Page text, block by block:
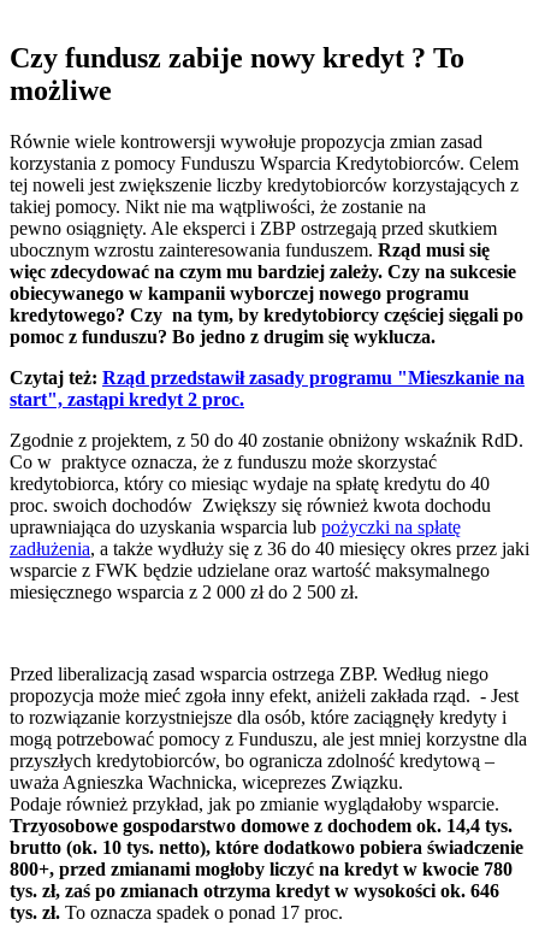
Czy fundusz zabije nowy kredyt ? To
możliwe
Równie wiele kontrowersji wywołuje propozycja zmian zasad
korzystania z pomocy Funduszu Wsparcia Kredytobiorców. Celem
tej noweli jest zwiększenie liczby kredytobiorców korzystających z
takiej pomocy. Nikt nie ma wątpliwości, że zostanie na
pewno osiągnięty. Ale eksperci i ZBP ostrzegają przed skutkiem
ubocznym wzrostu zainteresowania funduszem. Rząd musi się
więc zdecydować na czym mu bardziej zależy. Czy na sukcesie
obiecywanego w kampanii wyborczej nowego programu
kredytowego? Czy na tym, by kredytobiorcy częściej sięgali po
pomoc z funduszu? Bo jedno z drugim się wyklucza.
Czytaj też: Rząd przedstawił zasady programu "Mieszkanie na
start", zastąpi kredyt 2 proc.
Zgodnie z projektem, z 50 do 40 zostanie obniżony wskaźnik RdD.
Co w praktyce oznacza, że z funduszu może skorzystać
kredytobiorca, który co miesiąc wydaje na spłatę kredytu do 40
proc. swoich dochodów Zwiększy się również kwota dochodu
uprawniająca do uzyskania wsparcia lub pożyczki na spłatę
zadłużenia, a także wydłuży się z 36 do 40 miesięcy okres przez jaki
wsparcie z FWK będzie udzielane oraz wartość maksymalnego
miesięcznego wsparcia z 2 000 zł do 2 500 zł.
Przed liberalizacją zasad wsparcia ostrzega ZBP. Według niego
propozycja może mieć zgoła inny efekt, aniżeli zakłada rząd. - Jest
to rozwiązanie korzystniejsze dla osób, które zaciągnęły kredyty i
mogą potrzebować pomocy z Funduszu, ale jest mniej korzystne dla
przyszłych kredytobiorców, bo ogranicza zdolność kredytową –
uważa Agnieszka Wachnicka, wiceprezes Związku.
Podaje również przykład, jak po zmianie wyglądałoby wsparcie.
Trzyosobowe gospodarstwo domowe z dochodem ok. 14,4 tys.
brutto (ok. 10 tys. netto), które dodatkowo pobiera świadczenie
800+, przed zmianami mogłoby liczyć na kredyt w kwocie 780
tys. zł, zaś po zmianach otrzyma kredyt w wysokości ok. 646
tys. zł. To oznacza spadek o ponad 17 proc.